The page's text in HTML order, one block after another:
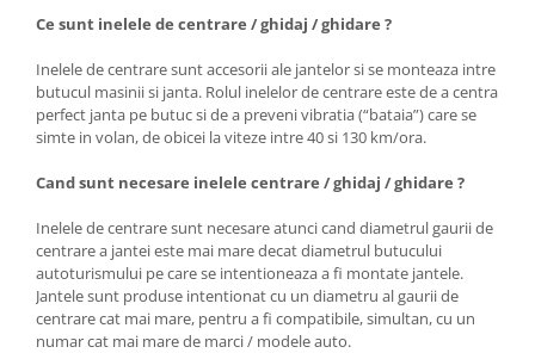
Ce sunt inelele de centrare / ghidaj / ghidare ?
Inelele de centrare sunt accesorii ale jantelor si se monteaza intre
butucul masinii si janta. Rolul inelelor de centrare este de a centra
perfect janta pe butuc si de a preveni vibratia (“bataia”) care se
simte in volan, de obicei la viteze intre 40 si 130 km/ora.
Cand sunt necesare inelele centrare / ghidaj / ghidare ?
Inelele de centrare sunt necesare atunci cand diametrul gaurii de
centrare a jantei este mai mare decat diametrul butucului
autoturismului pe care se intentioneaza a fi montate jantele.
Jantele sunt produse intentionat cu un diametru al gaurii de
centrare cat mai mare, pentru a fi compatibile, simultan, cu un
numar cat mai mare de marci / modele auto.